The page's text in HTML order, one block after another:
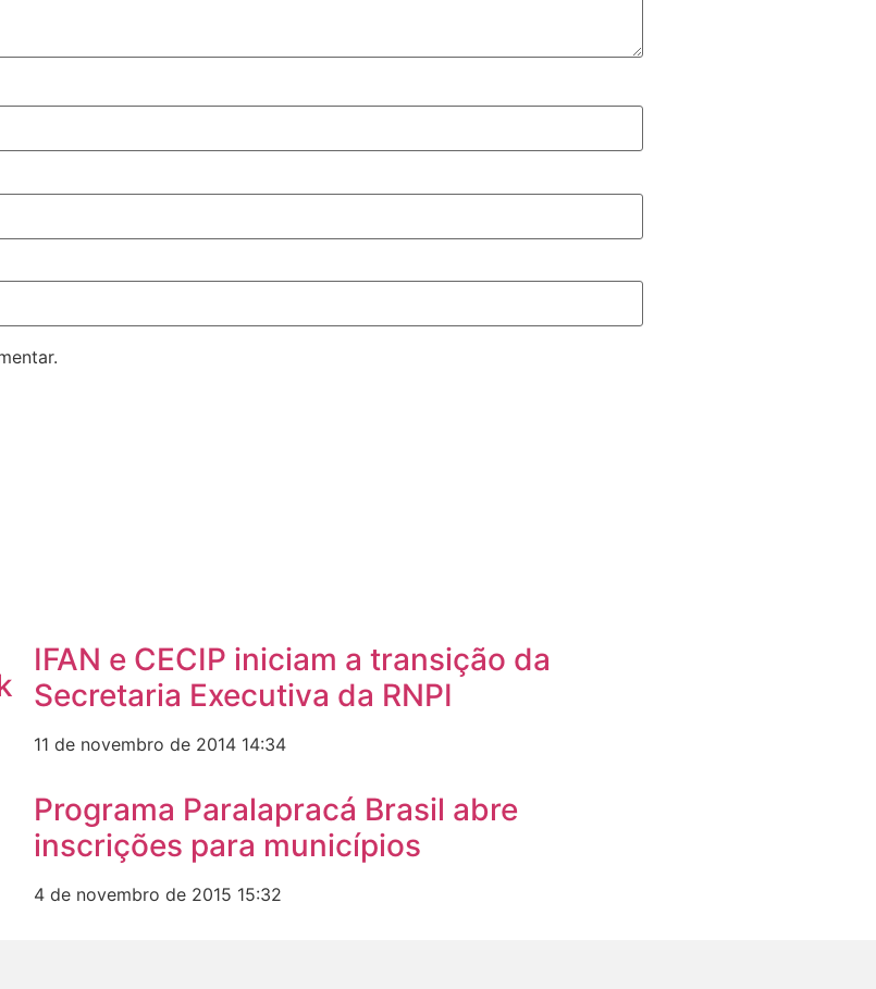
IFAN e CECIP iniciam a transição da
Secretaria Executiva da RNPI
11 de novembro de 2014 14:34
Programa Paralapracá Brasil abre
inscrições para municípios
4 de novembro de 2015 15:32